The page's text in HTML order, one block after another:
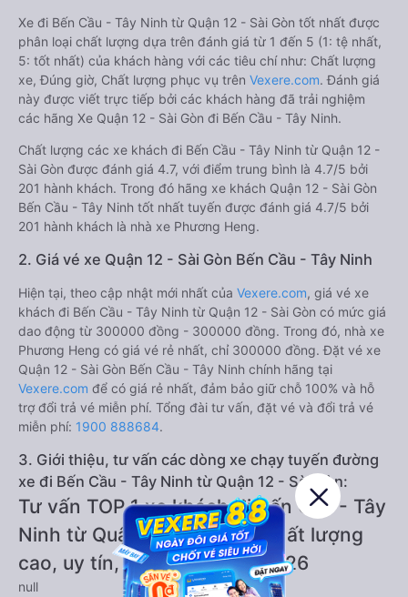
Xe đi Bến Cầu - Tây Ninh từ Quận 12 - Sài Gòn tốt nhất được
phân loại chất lượng dựa trên đánh giá từ 1 đến 5 (1: tệ nhất,
5: tốt nhất) của khách hàng với các tiêu chí như: Chất lượng
xe, Đúng giờ, Chất lượng phục vụ trên Vexere.com. Đánh giá
này được viết trực tiếp bởi các khách hàng đã trải nghiệm
các hãng Xe Quận 12 - Sài Gòn đi Bến Cầu - Tây Ninh.
Chất lượng các xe khách đi Bến Cầu - Tây Ninh từ Quận 12 -
Sài Gòn được đánh giá 4.7, với điểm trung bình là 4.7/5 bởi
201 hành khách. Trong đó hãng xe khách Quận 12 - Sài Gòn
Bến Cầu - Tây Ninh tốt nhất tuyến được đánh giá 4.7/5 bởi
201 hành khách là nhà xe Phương Heng.
2. Giá vé xe Quận 12 - Sài Gòn Bến Cầu - Tây Ninh
Hiện tại, theo cập nhật mới nhất của Vexere.com, giá vé xe
khách đi Bến Cầu - Tây Ninh từ Quận 12 - Sài Gòn có mức giá
dao động từ 300000 đồng - 300000 đồng. Trong đó, nhà xe
Phương Heng có giá vé rẻ nhất, chỉ 300000 đồng. Đặt vé xe
Quận 12 - Sài Gòn Bến Cầu - Tây Ninh chính hãng tại
Vexere.com để có giá rẻ nhất, đảm bảo giữ chỗ 100% và hỗ
trợ đổi trả vé miễn phí. Tổng đài tư vấn, đặt vé và đổi trả vé
miễn phí: 1900 888684.
3. Giới thiệu, tư vấn các dòng xe chạy tuyến đường
xe đi Bến Cầu - Tây Ninh từ Quận 12 - Sài Gòn:
Tư vấn TOP 1 xe khách đi Bến Cầu - Tây
Ninh từ Quận 12 - Sài Gòn chất lượng
cao, uy tín, giá rẻ nhất 08/2026
null